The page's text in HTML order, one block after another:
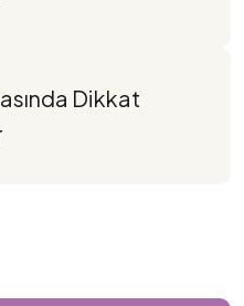
Dikkat